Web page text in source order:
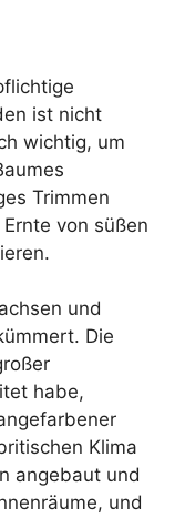
ist nicht
wichtig, um
Trimmen
von süßen
und
Die
habe,
Klima
angebaut und
und